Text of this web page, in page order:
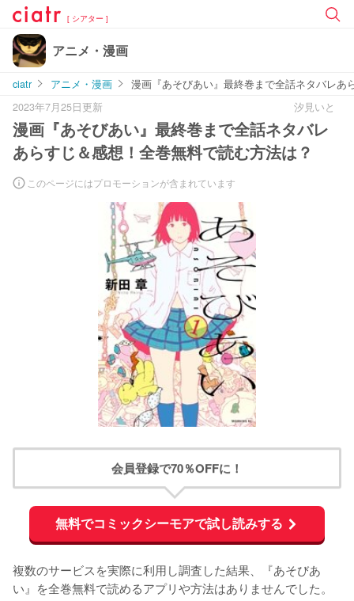
[ シアター ]
アニメ・漫画
ciatr アニメ・漫画
漫画『あそびあい』最終巻まで全話ネタバレあ
2023年7月25日更新
汐見いと
漫画『あそびあい』最終巻まで全話ネタバレ
あらすじ＆感想！全巻無料で読む方法は？
このページにはプロモーションが含まれています
会員登録で70％OFFに！
無料でコミックシーモアで試し読みする
複数のサービスを実際に利用し調査した結果、『あそびあ
い』を全巻無料で読めるアプリや方法はありませんでした。